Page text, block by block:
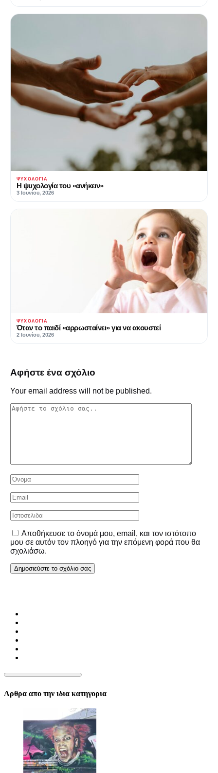
ΨΥΧΟΛΟΓΊΑ
Η ψυχολογία του «ανήκειν»
3 Ιουνίου, 2026
ΨΥΧΟΛΟΓΊΑ
Όταν το παιδί «αρρωσταίνει» για να ακουστεί
2 Ιουνίου, 2026
Αφήστε ένα σχόλιο
Your email address will not be published.
Αποθήκευσε το όνομά μου, email, και τον ιστότοπο
μου σε αυτόν τον πλοηγό για την επόμενη φορά που θα
σχολιάσω.
Αρθρα απο την ιδια κατηγορια